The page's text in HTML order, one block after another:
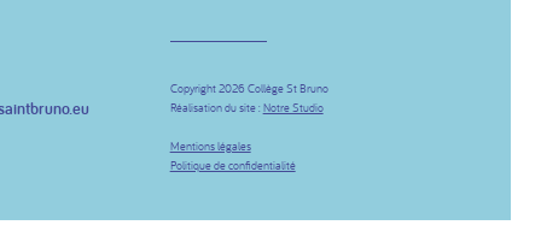
Copyright 2026 Collège St Bruno
Réalisation du site : Notre Studio
Mentions légales
Politique de confidentialité